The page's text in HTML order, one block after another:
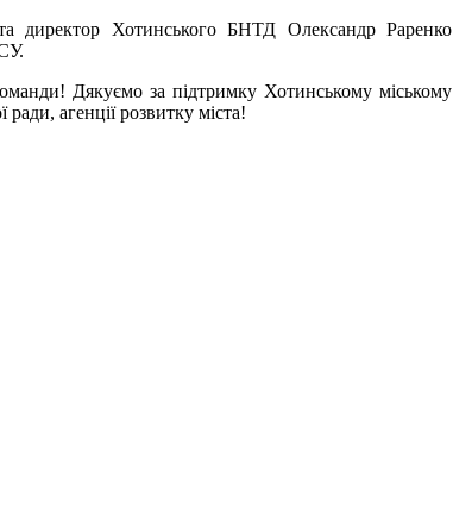
директор Хотинського БНТД Олександр Раренко
Дякуємо за підтримку Хотинському міському
агенції розвитку міста!